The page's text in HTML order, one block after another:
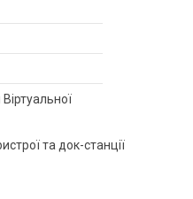
та док-станції